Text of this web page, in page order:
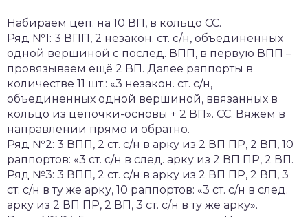
Набираем цеп. на 10 ВП, в кольцо СС.
Ряд №1: 3 ВПП, 2 незакон. ст. с/н, объединенных
одной вершиной с послед. ВПП, в первую ВПП –
провязываем ещё 2 ВП. Далее раппорты в
количестве 11 шт.: «3 незакон. ст. с/н,
объединенных одной вершиной, ввязанных в
кольцо из цепочки-основы + 2 ВП». СС. Вяжем в
направлении прямо и обратно.
Ряд №2: 3 ВПП, 2 ст. с/н в арку из 2 ВП ПР, 2 ВП, 10
раппортов: «3 ст. с/н в след. арку из 2 ВП ПР, 2 ВП.
Ряд №3: 3 ВПП, 2 ст. с/н в арку из 2 ВП ПР, 2 ВП, 3
ст. с/н в ту же арку, 10 раппортов: «3 ст. с/н в след.
арку из 2 ВП ПР, 2 ВП, 3 ст. с/н в ту же арку».